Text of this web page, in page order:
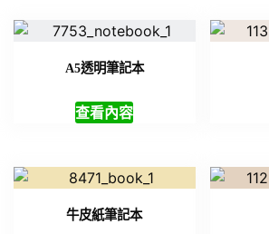
A5透明筆記本
查看內容
牛皮紙筆記本